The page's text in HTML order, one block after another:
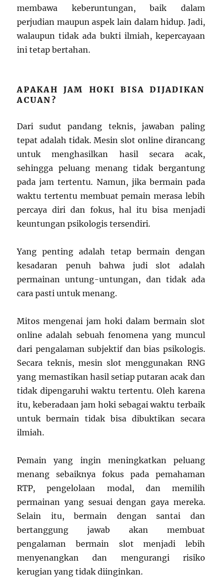
membawa keberuntungan, baik dalam
perjudian maupun aspek lain dalam hidup. Jadi,
walaupun tidak ada bukti ilmiah, kepercayaan
ini tetap bertahan.
APAKAH JAM HOKI BISA DIJADIKAN
ACUAN?
Dari sudut pandang teknis, jawaban paling
tepat adalah tidak. Mesin slot online dirancang
untuk menghasilkan hasil secara acak,
sehingga peluang menang tidak bergantung
pada jam tertentu. Namun, jika bermain pada
waktu tertentu membuat pemain merasa lebih
percaya diri dan fokus, hal itu bisa menjadi
keuntungan psikologis tersendiri.
Yang penting adalah tetap bermain dengan
kesadaran penuh bahwa judi slot adalah
permainan untung-untungan, dan tidak ada
cara pasti untuk menang.
Mitos mengenai jam hoki dalam bermain slot
online adalah sebuah fenomena yang muncul
dari pengalaman subjektif dan bias psikologis.
Secara teknis, mesin slot menggunakan RNG
yang memastikan hasil setiap putaran acak dan
tidak dipengaruhi waktu tertentu. Oleh karena
itu, keberadaan jam hoki sebagai waktu terbaik
untuk bermain tidak bisa dibuktikan secara
ilmiah.
Pemain yang ingin meningkatkan peluang
menang sebaiknya fokus pada pemahaman
RTP, pengelolaan modal, dan memilih
permainan yang sesuai dengan gaya mereka.
Selain itu, bermain dengan santai dan
bertanggung jawab akan membuat
pengalaman bermain slot menjadi lebih
menyenangkan dan mengurangi risiko
kerugian yang tidak diinginkan.